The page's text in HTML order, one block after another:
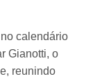
calendário
Gianotti, o
reunindo